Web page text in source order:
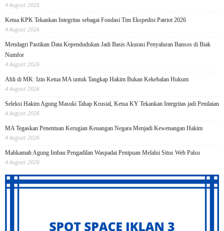
4 August 2026
Ketua KPK Tekankan Integritas sebagai Fondasi Tim Ekspedisi Patriot 2026
4 August 2026
Mendagri Pastikan Data Kependudukan Jadi Basis Akurasi Penyaluran Bansos di Biak
Numfor
4 August 2026
Ahli di MK: Izin Ketua MA untuk Tangkap Hakim Bukan Kekebalan Hukum
4 August 2026
Seleksi Hakim Agung Masuki Tahap Krusial, Ketua KY Tekankan Integritas jadi Penilaian
4 August 2026
MA Tegaskan Penentuan Kerugian Keuangan Negara Menjadi Kewenangan Hakim
4 August 2026
Mahkamah Agung Imbau Pengadilan Waspadai Penipuan Melalui Situs Web Palsu
4 August 2026